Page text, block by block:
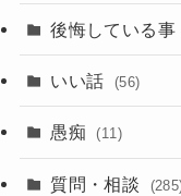
後悔している事
いい話 (56)
愚痴 (11)
質問・相談